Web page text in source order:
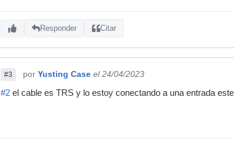
Responder Citar
#3 por Yusting Case el 24/04/2023
#2 el cable es TRS y lo estoy conectando a una entrada